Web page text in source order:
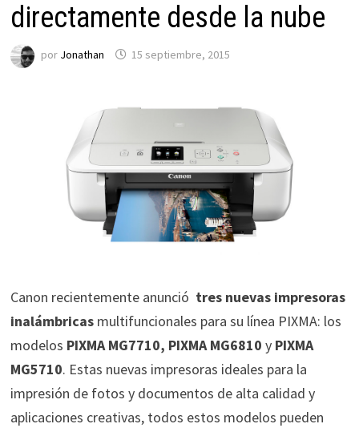
directamente desde la nube
por Jonathan 15 septiembre, 2015
Canon recientemente anunció tres nuevas impresoras
inalámbricasmultifuncionales para su línea PIXMA: los
modelos PIXMA MG7710, PIXMA MG6810 yPIXMA
MG5710. Estas nuevas impresoras ideales para la
impresión de fotos y documentos de alta calidad y
aplicaciones creativas, todos estos modelos pueden